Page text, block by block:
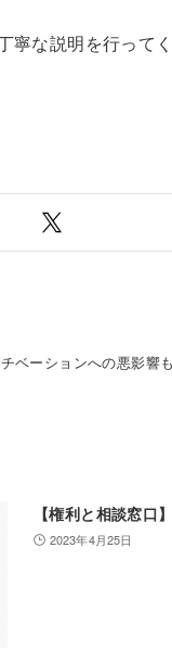
な説明を行ってく
ベーションへの悪影響も
【権利と相談窓口
2023年4月25日